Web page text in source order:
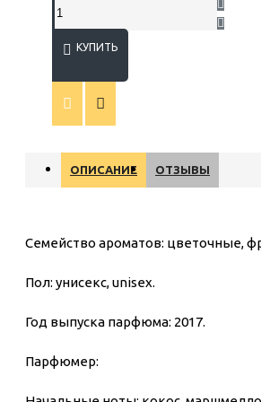
КУПИТЬ
ОПИСАНИЕ ОТЗЫВЫ
Семейство ароматов: цветочные,
Пол: унисекс, unisex.
Год выпуска парфюма: 2017.
Парфюмер: